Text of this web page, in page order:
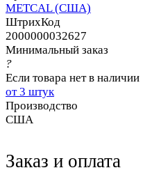
METCAL (США)
ШтрихКод
2000000032627
Минимальный заказ
?
Если товара нет в наличии
от 3 штук
Производство
США
Заказ и оплата